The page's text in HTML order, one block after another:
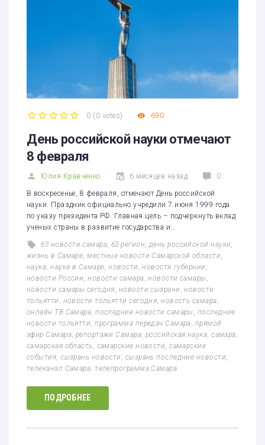
0 (0 votes) 690
День российской науки отмечают
8 февраля
Юлия Кравченко 6 месяцев назад 0
В воскресенье, 8 февраля, отмечают День российской
науки. Праздник официально учредили 7 июня 1999 года
по указу президента РФ. Главная цель – подчеркнуть вклад
ученых страны в развитие государства и…
63 новости самара ,63 регион день российской науки
жизнь в Самаре ,местные новости Самарской области
наука ,наука в Самаре ,новости ,новости губернии
новости России ,новости самара ,новости самары
новости самары сегодня новости сызрани ,новости
тольятти
новости тольятти сегодня ,новость самара
онлайн ТВ Самара ,последние новости самары
последние
новости тольятти ,программа передач Самара прямой
эфир Самара, репортажи Самара российская наука ,самара
самарская область самарские новости ,самарские
события ,сызрань новости сызрань последние новости
телеканал Самара ,телепрограмма Самара
ПОДРОБНЕЕ